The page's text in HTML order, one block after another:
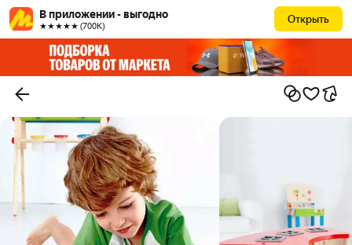
В приложении - выгодно
★★★★★ (700К)
Открыть